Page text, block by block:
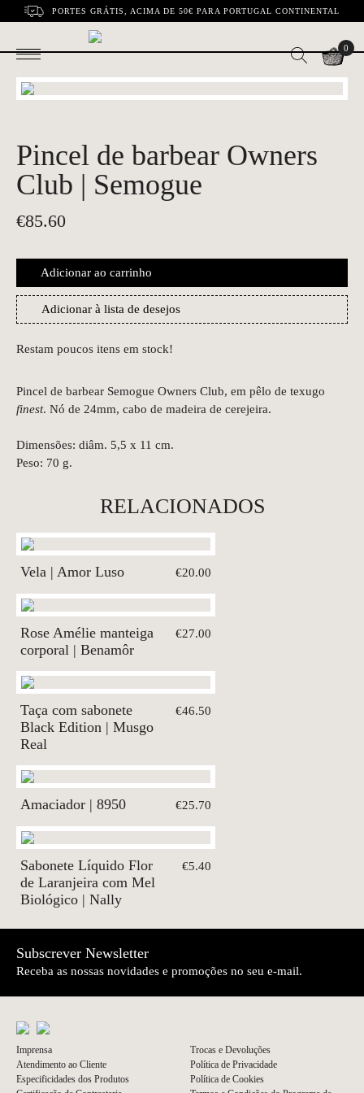
PORTES GRÁTIS, ACIMA DE 50€ PARA PORTUGAL CONTINENTAL
0
Pincel de barbear Owners
Club | Semogue
€85.60
Adicionar ao carrinho
Adicionar à lista de desejos
Restam poucos itens em stock!
Pincel de barbear Semogue Owners Club, em pêlo de texugo
finest. Nó de 24mm, cabo de madeira de cerejeira.
Dimensões: diâm. 5,5 x 11 cm.
Peso: 70 g.
RELACIONADOS
Vela | Amor Luso €20.00
Rose Amélie manteiga
corporal | Benamôr
€27.00
Taça com sabonete
Black Edition | Musgo
Real
€46.50
Amaciador | 8950 €25.70
Sabonete Líquido Flor
de Laranjeira com Mel
Biológico | Nally
€5.40
Subscrever Newsletter
Receba as nossas novidades e promoções no seu e-mail.
Imprensa
Atendimento ao Cliente
Especificidades dos Produtos
Trocas e Devoluções
Política de Privacidade
Política de Cookies